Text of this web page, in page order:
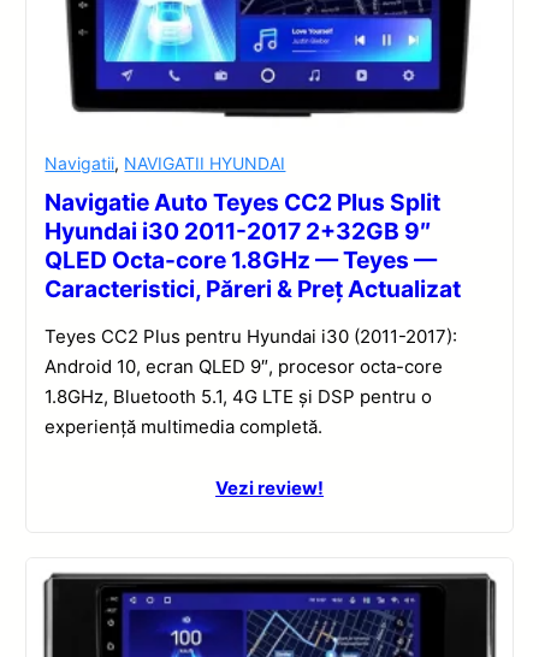
Navigatii, NAVIGATII HYUNDAI
Navigatie Auto Teyes CC2 Plus Split
Hyundai i30 2011-2017 2+32GB 9″
QLED Octa-core 1.8GHz — Teyes —
Caracteristici, Păreri & Preț Actualizat
Teyes CC2 Plus pentru Hyundai i30 (2011-2017):
Android 10, ecran QLED 9″, procesor octa-core
1.8GHz, Bluetooth 5.1, 4G LTE și DSP pentru o
experiență multimedia completă.
Vezi review!